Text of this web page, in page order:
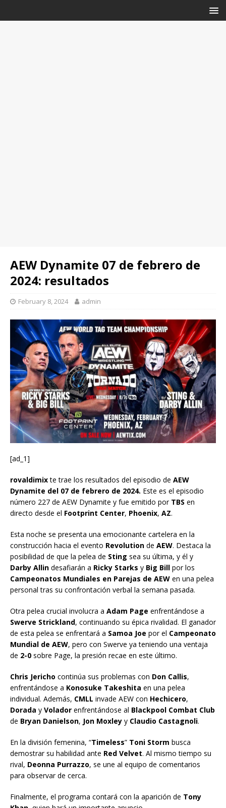
AEW Dynamite 07 de febrero de
2024: resultados
February 8, 2024 admin
[ad_1]
rovaldimixte trae los resultados del episodio de AEW
Dynamite del 07 de febrero de 2024. Este es el episodio
número 227 de AEW Dynamite y fue emitido por TBS en
directo desde el Footprint Center, Phoenix, AZ.
Esta noche se presenta una emocionante cartelera en la
construcción hacia el evento Revolution de AEW. Destaca la
posibilidad de que la pelea de Sting sea su última, y él y
Darby Allin desafiarán a Ricky Starks y Big Bill por los
Campeonatos Mundiales en Parejas de AEW en una pelea
personal tras su confrontación verbal la semana pasada.
Otra pelea crucial involucra a Adam Page enfrentándose a
Swerve Strickland, continuando su épica rivalidad. El ganador
de esta pelea se enfrentará a Samoa Joe por el Campeonato
Mundial de AEW, pero con Swerve ya teniendo una ventaja
de 2-0 sobre Page, la presión recae en este último.
Chris Jericho continúa sus problemas con Don Callis,
enfrentándose a Konosuke Takeshita en una pelea
individual. Además, CMLL invade AEW con Hechicero,
Dorada y Volador enfrentándose al Blackpool Combat Club
de Bryan Danielson, Jon Moxley y Claudio Castagnoli.
En la división femenina, “Timeless” Toni Storm busca
demostrar su habilidad ante Red Velvet. Al mismo tiempo su
rival, Deonna Purrazzo, se une al equipo de comentarios
para observar de cerca.
Finalmente, el programa contará con la aparición de Tony